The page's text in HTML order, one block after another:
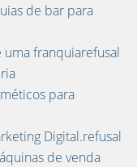
de bar para
franquiarefusal
para
Digital.refusal
de venda